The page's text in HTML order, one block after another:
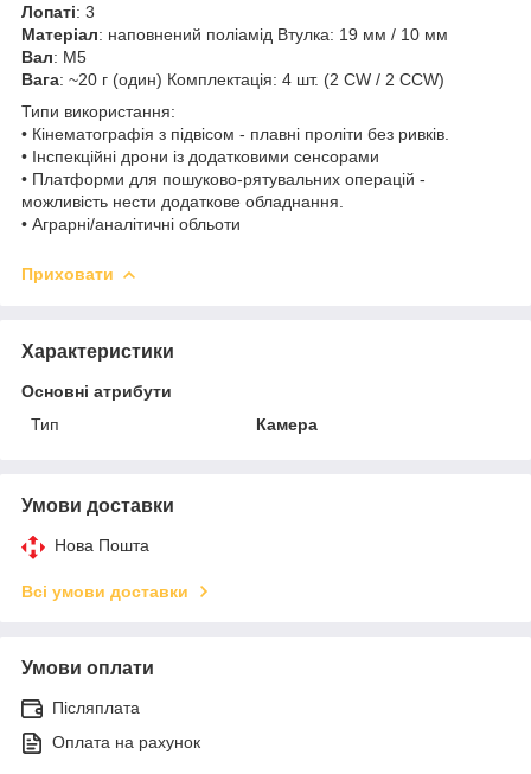
Лопаті: 3
Матеріал: наповнений поліамід Втулка: 19 мм / 10 мм
Вал: M5
Вага: ~20 г (один) Комплектація: 4 шт. (2 CW / 2 CCW)
Типи використання:
• Кінематографія з підвісом - плавні проліти без ривків.
• Інспекційні дрони із додатковими сенсорами
• Платформи для пошуково-рятувальних операцій -
можливість нести додаткове обладнання.
• Аграрні/аналітичні обльоти
Приховати
Характеристики
Основні атрибути
Тип
Камера
Умови доставки
Нова Пошта
Всі умови доставки
Умови оплати
Післяплата
Оплата на рахунок